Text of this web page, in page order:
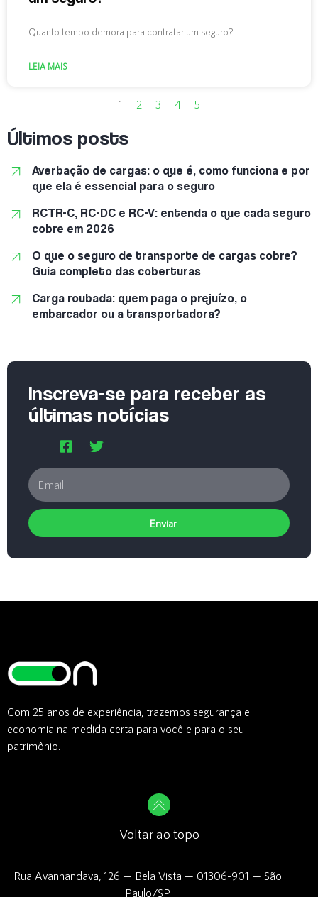
Quanto tempo demora para contratar um seguro?
LEIA MAIS
1 2 3 4 5
Últimos posts
Averbação de cargas: o que é, como funciona e por
que ela é essencial para o seguro
RCTR-C, RC-DC e RC-V: entenda o que cada seguro
cobre em 2026
O que o seguro de transporte de cargas cobre?
Guia completo das coberturas
Carga roubada: quem paga o prejuízo, o
embarcador ou a transportadora?
Inscreva-se para receber as
últimas notícias
Enviar
Com 25 anos de experiência, trazemos segurança e
economia na medida certa para você e para o seu
patrimônio.
Voltar ao topo
Rua Avanhandava, 126 — Bela Vista — 01306-901 — São
Paulo/SP